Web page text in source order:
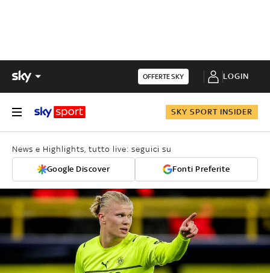
OFFERTE SKY LOGIN
SKY SPORT INSIDER
News e Highlights, tutto live: seguici su
Google Discover Fonti Preferite